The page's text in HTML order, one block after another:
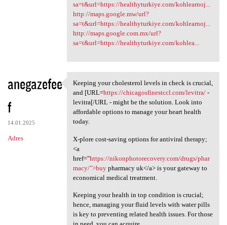
sa=t&url=https://healthyturkiye.com/kohlearnoj...
http://maps.google.mw/url?
sa=t&url=https://healthyturkiye.com/kohlearnoj...
http://maps.google.com.mx/url?
sa=t&url=https://healthyturkiye.com/kohlea...
anegazefee
f
14.01.2025
Adres
Keeping your cholesterol
Keeping your cholesterol levels in check is crucial,
and [URL=https://chicagosfinestccl.com/levitra/-
levitra[/URL - might be the solution. Look into
affordable options to manage your heart health
today.
X-plore cost-saving options for antiviral therapy;
<a
href="https://nikonphotorecovery.com/drugs/phar
macy/">buypharmacy uk</a> is your gateway to
economical medical treatment.
Keeping your health in top condition is crucial;
hence, managing your fluid levels with water pills
is key to preventing related health issues. For those